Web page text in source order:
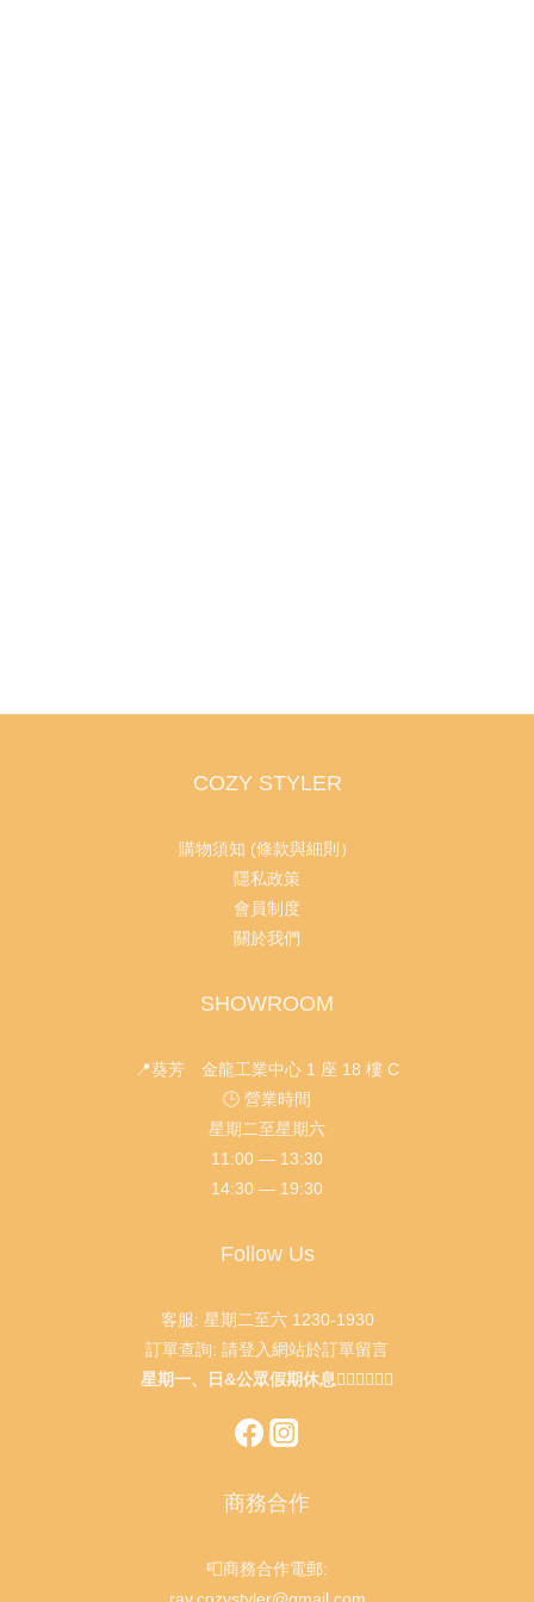
COZY STYLER
購物須知 (條款與細則）
隱私政策
會員制度
關於我們
SHOWROOM
📍葵芳 金龍工業中心 1 座 18 樓 C
🕒 營業時間
星期二至星期六
11:00 — 13:30
14:30 — 19:30
Follow Us
客服: 星期二至六 1230-1930
訂單查詢: 請登入網站於訂單留言
星期一、日&公眾假期休息🙇🏻‍♂️🙇🏻‍♀️
商務合作
📮商務合作電郵:
ray.cozystyler@gmail.com